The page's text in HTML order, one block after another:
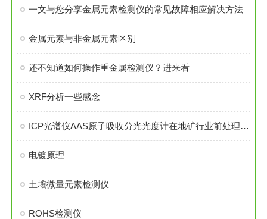
一文与您分享金属元素检测仪的常见故障相应解决方法
金属元素与非金属元素区别
还不知道如何操作重金属检测仪？进来看
XRF分析一些感念
ICP光谱仪AAS原子吸收分光光度计在地矿行业前处理配置方案
电镀原理
土壤微量元素检测仪
ROHS检测仪